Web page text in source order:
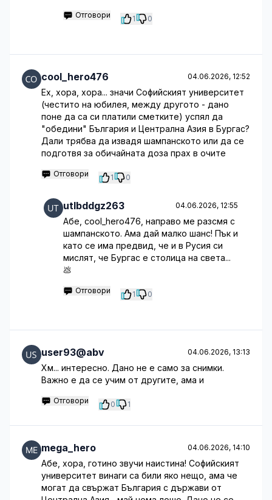
Отговори 1 0
cool_hero476 04.06.2026, 12:52
Ех, хора, хора... значи Софийският университет
(честито на юбилея, между другото - дано
поне да са си платили сметките) успял да
"обедини" България и Централна Азия в Бургас?
Дали трябва да извадя шампанското или да се
подготвя за обичайната доза прах в очите
Отговори 1 0
utlbddgz263 04.06.2026, 12:55
Абе, cool_hero476, направо ме разсмя с
шампанското. Ама дай малко шанс! Пък и
като се има предвид, че и в Русия си
мислят, че Бургас е столица на света...
💩
Отговори 1 0
user93@abv 04.06.2026, 13:13
Хм... интересно. Дано не е само за снимки.
Важно е да се учим от другите, ама и
Отговори 0 1
mega_hero 04.06.2026, 14:10
Абе, хора, готино звучи наистина! Софийският
университет винаги са били яко нещо, ама че
могат да свържат България с държави от